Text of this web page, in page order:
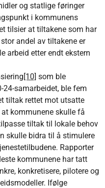
og statlige føringer
i kommunens
tilsier at tiltakene som har
andel av tiltakene er
arbeid etter endt ekstern
[10] som ble
samarbeidet, ble fem
tiltak rettet mot utsatte
kommunene skulle få
tiltak til lokale behov
skulle bidra til å stimulere
Rapporter
kommunene har tatt
konkretisere, pilotere og
Ifølge